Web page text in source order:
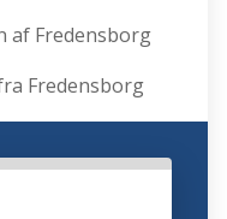
af Fredensborg
Fredensborg